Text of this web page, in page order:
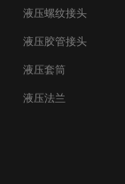
液压螺纹接头
液压胶管接头
液压套筒
液压法兰